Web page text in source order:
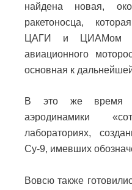
найдена новая,
ракетоносца,
ЦАГИ и ЦИАМом
авиационного
основная к
В это же время
аэродинамики
лабораториях,
Су-9, имевших
Вовсю также